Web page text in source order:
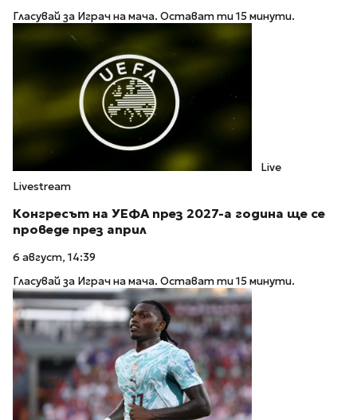
Гласувай за Играч на мача. Остават ти 15 минути.
Live
Livestream
Конгресът на УЕФА през 2027-а година ще се
проведе през април
6 август, 14:39
Гласувай за Играч на мача. Остават ти 15 минути.